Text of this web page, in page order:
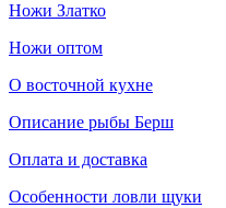
Ножи Златко
Ножи оптом
О восточной кухне
Описание рыбы Берш
Оплата и доставка
Особенности ловли щуки